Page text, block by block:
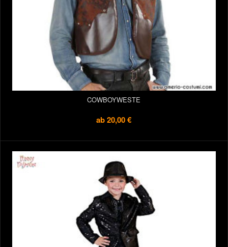
COWBOYWESTE
ab20,00 €